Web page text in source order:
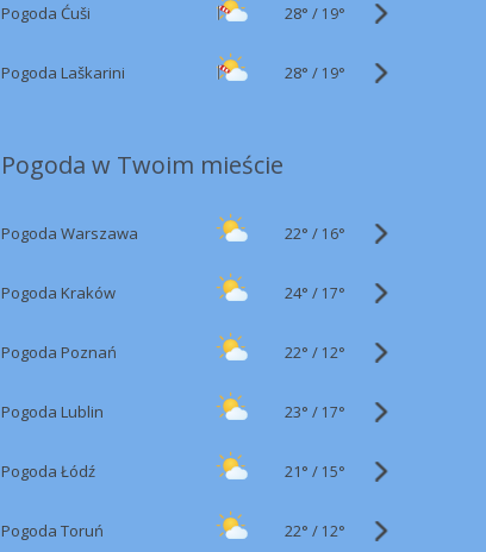
Pogoda Ćuši 28° / 19°
Pogoda Laškarini 28° / 19°
Pogoda w Twoim mieście
Pogoda Warszawa 22° / 16°
Pogoda Kraków 24° / 17°
Pogoda Poznań 22° / 12°
Pogoda Lublin 23° / 17°
Pogoda Łódź 21° / 15°
Pogoda Toruń 22° / 12°